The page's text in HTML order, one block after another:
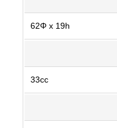
62Φ x 19h
33cc